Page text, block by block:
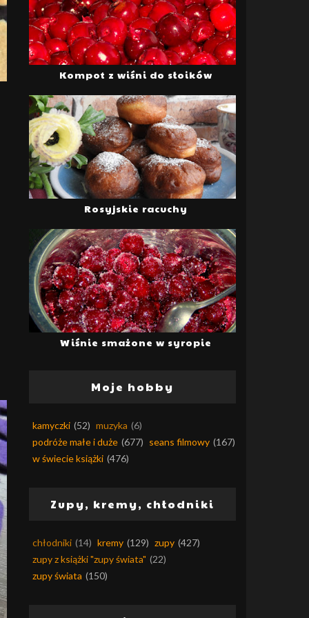
Kompot z wiśni do słoików
Rosyjskie racuchy
Wiśnie smażone w syropie
Moje hobby
kamyczki (52) muzyka (6)
podróże małe i duże (677) seans filmowy (167)
w świecie książki (476)
Zupy, kremy, chłodniki
chłodniki (14) kremy (129) zupy (427)
zupy z książki "zupy świata" (22)
zupy świata (150)